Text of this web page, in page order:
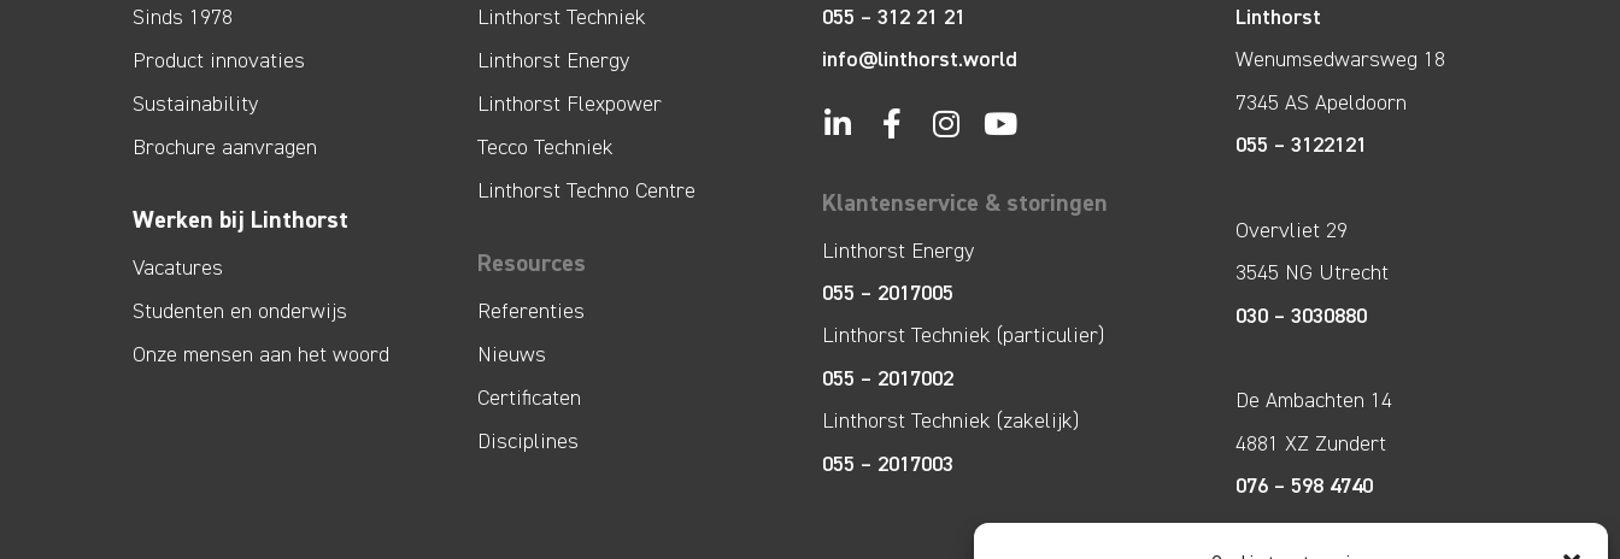
Sinds 1978
Product innovaties
Sustainability
Brochure aanvragen
Werken bij Linthorst
Vacatures
Studenten en onderwijs
Onze mensen aan het woord
Linthorst Techniek
Linthorst Energy
Linthorst Flexpower
Tecco Techniek
Linthorst Techno Centre
Resources
Referenties
Nieuws
Certificaten
Disciplines
055 – 312 21 21
info@linthorst.world
Klantenservice & storingen
Linthorst Energy
055 – 2017005
Linthorst Techniek (particulier)
055 – 2017002
Linthorst Techniek (zakelijk)
055 – 2017003
Linthorst
Wenumsedwarsweg 18
7345 AS Apeldoorn
055 – 3122121
Overvliet 29
3545 NG Utrecht
030 – 3030880
De Ambachten 14
4881 XZ Zundert
076 – 598 4740